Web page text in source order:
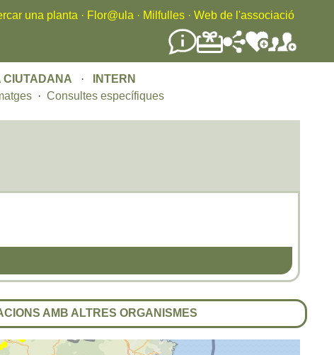
una planta · Flor@ula · Milfulles · Web de l'associació
CIUTADANA ·
INTERN
· Consultes específiques
AMB ALTRES ORGANISMES